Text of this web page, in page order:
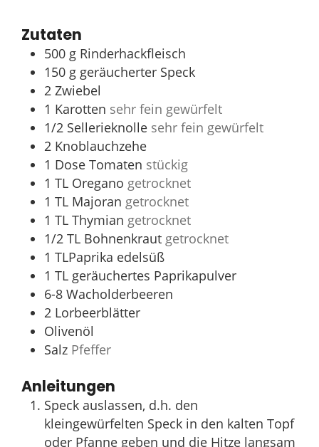
Zutaten
500 g Rinderhackfleisch
150 g geräucherter Speck
2 Zwiebel
1 Karotten sehr fein gewürfelt
1/2 Sellerieknolle sehr fein gewürfelt
2 Knoblauchzehe
1 Dose Tomaten stückig
1 TL Oregano getrocknet
1 TL Majoran getrocknet
1 TL Thymian getrocknet
1/2 TL Bohnenkraut getrocknet
1 TLPaprika edelsüß
1 TL geräuchertes Paprikapulver
6-8 Wacholderbeeren
2 Lorbeerblätter
Olivenöl
Salz Pfeffer
Anleitungen
Speck auslassen, d.h. den
kleingewürfelten Speck in den kalten Topf
oder Pfanne geben und die Hitze langsam